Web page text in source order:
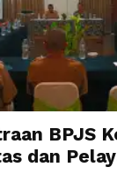
BPJS
dan